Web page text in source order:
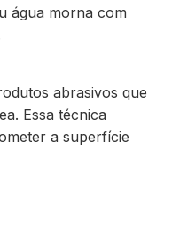
água morna com
abrasivos que
Essa técnica
a superfície